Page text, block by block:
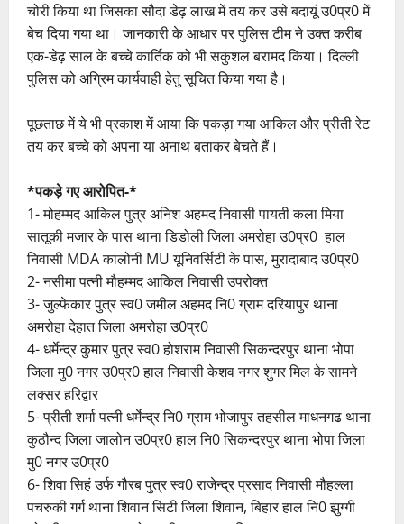
चोरी किया था जिसका सौदा डेढ़ लाख में तय कर उसे बदायूं उ0प्र0 में
बेच दिया गया था। जानकारी के आधार पर पुलिस टीम ने उक्त करीब
एक-डेढ़ साल के बच्चे कार्तिक को भी सकुशल बरामद किया। दिल्ली
पुलिस को अग्रिम कार्यवाही हेतु सूचित किया गया है।
पूछताछ में ये भी प्रकाश में आया कि पकड़ा गया आकिल और प्रीती रेट
तय कर बच्चे को अपना या अनाथ बताकर बेचते हैं।
*पकड़े गए आरोपित-*
1- मोहम्मद आकिल पुत्र अनिश अहमद निवासी पायती कला मिया
सातूकी मजार के पास थाना डिडोली जिला अमरोहा उ0प्र0 हाल
निवासी MDA कालोनी MU यूनिवर्सिटी के पास, मुरादाबाद उ0प्र0
2- नसीमा पत्नी मौहम्मद आकिल निवासी उपरोक्त
3- जुल्फेकार पुत्र स्व0 जमील अहमद नि0 ग्राम दरियापुर थाना
अमरोहा देहात जिला अमरोहा उ0प्र0
4- धर्मेन्द्र कुमार पुत्र स्व0 होशराम निवासी सिकन्दरपुर थाना भोपा
जिला मु0 नगर उ0प्र0 हाल निवासी केशव नगर शुगर मिल के सामने
लक्सर हरिद्वार
5- प्रीती शर्मा पत्नी धर्मेन्द्र नि0 ग्राम भोजापुर तहसील माधनगढ थाना
कुठौन्द जिला जालोन उ0प्र0 हाल नि0 सिकन्दरपुर थाना भोपा जिला
मु0 नगर उ0प्र0
6- शिवा सिहं उर्फ गौरब पुत्र स्व0 राजेन्द्र प्रसाद निवासी मौहल्ला
पचरुकी गर्ग थाना शिवान सिटी जिला शिवान, बिहार हाल नि0 झुग्गी